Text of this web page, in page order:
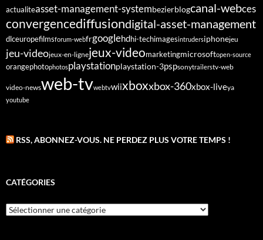
actualiteasset-management-systembezierblogcanal-webces
convergencediffusiondigital-asset-management
dlceuropefilmsforum-webfrgooglehdhi-techimagesintrudersiphonejeu
jeu-videojeux-en-lignejeux-videomarketingmicrosoftopen-source
orangephotophotosplaystationplaystation-3pspsonytrailerstv-web
video-newsweb-tvwebtvwiixboxxbox-360xbox-liveya
youtube
RSS, ABONNEZ-VOUS. NE PERDEZ PLUS VOTRE TEMPS !
CATÉGORIES
Catégories